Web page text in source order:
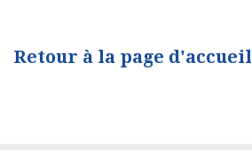
Retour à la page d'accueil